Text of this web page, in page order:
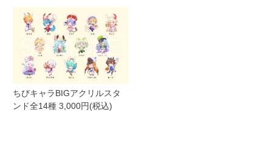
ちびキャラBIGアクリルスタ
ンド全14種 3,000円(税込)